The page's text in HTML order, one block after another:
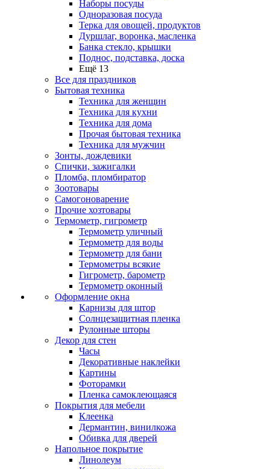
Наборы посуды
Одноразовая посуда
Терка для овощей, продуктов
Дуршлаг, воронка, масленка
Банка стекло, крышки
Поднос, подставка, доска
Ещё 13
Все для праздников
Бытовая техника
Техника для женщин
Техника для кухни
Техника для дома
Прочая бытовая техника
Техника для мужчин
Зонты, дождевики
Спички, зажигалки
Пломба, пломбиратор
Зоотовары
Самогоноварение
Прочие хозтовары
Термометр, гигрометр
Термометр уличный
Термометр для воды
Термометр для бани
Термометры всякие
Гигрометр, барометр
Термометр оконный
Оформление окна
Карнизы для штор
Солнцезащитная пленка
Рулонные шторы
Декор для стен
Часы
Декоративные наклейки
Картины
Фоторамки
Пленка самоклеющаяся
Покрытия для мебели
Клеенка
Дермантин, винилкожа
Обивка для дверей
Напольное покрытие
Линолеум